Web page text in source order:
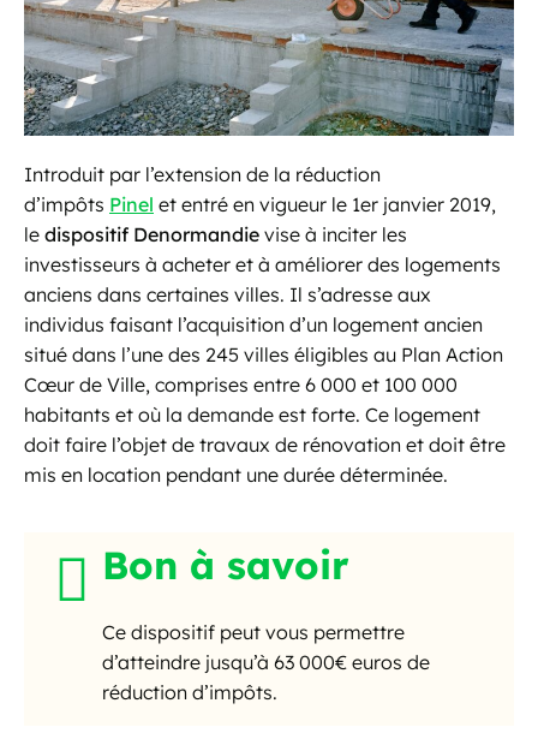
Introduit par l’extension de la réduction
d’impôts Pinel et entré en vigueur le 1er janvier 2019,
le dispositif Denormandie vise à inciter les
investisseurs à acheter et à améliorer des logements
anciens dans certaines villes. Il s’adresse aux
individus faisant l’acquisition d’un logement ancien
situé dans l’une des 245 villes éligibles au Plan Action
Cœur de Ville, comprises entre 6 000 et 100 000
habitants et où la demande est forte. Ce logement
doit faire l’objet de travaux de rénovation et doit être
mis en location pendant une durée déterminée.
Bon à savoir
Ce dispositif peut vous permettre
d’atteindre jusqu’à 63 000€ euros de
réduction d’impôts.